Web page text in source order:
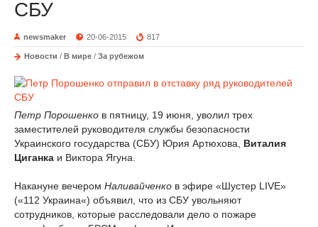
СБУ
newsmaker 20-06-2015 817
Новости / В мире / За рубежом
Петр Порошенко в пятницу, 19 июня, уволил трех
заместителей руководителя службы безопасности
Украинского государства (СБУ) Юрия Артюхова, Виталия
Циганка и Виктора Ягуна.
Накануне вечером Наливайченко в эфире «Шустер LIVE»
(«112 Украина«) объявил, что из СБУ увольняют
сотрудников, которые расследовали дело о пожаре